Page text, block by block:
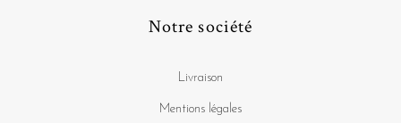
Notre société
Livraison
Mentions légales